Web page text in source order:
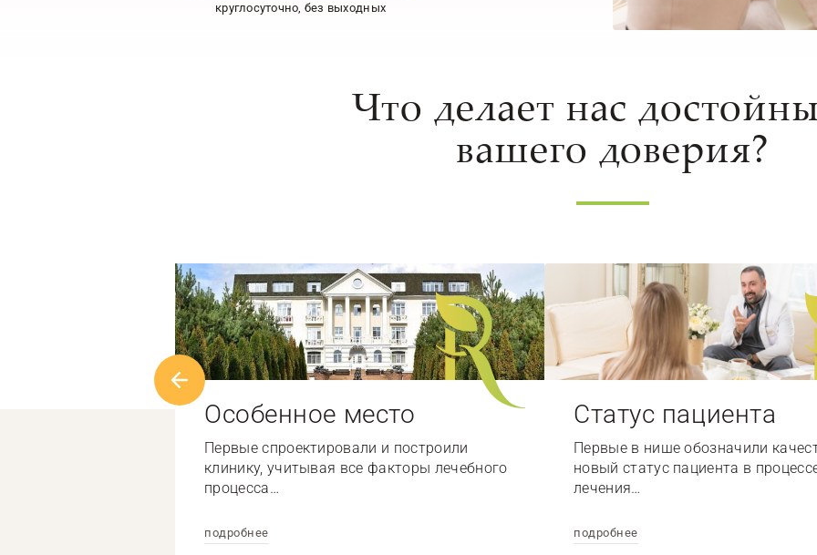
круглосуточно, без выходных
Что делает нас
вашего доверия?
Особенное место
Первые спроектировали и построили
клинику, учитывая все факторы лечебного
процесса…
подробнее
Статус пациента
Первые в нише обозначили
новый статус пациента в
лечения…
подробнее